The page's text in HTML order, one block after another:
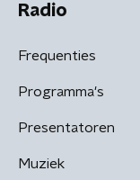
Radio
Frequenties
Programma's
Presentatoren
Muziek